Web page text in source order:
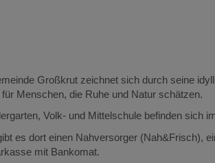
Großkrut zeichnet sich durch seine
für Menschen, die Ruhe und Natur schätzen.
Volk- und Mittelschule befinden sich
es dort einen Nahversorger (Nah&Frisch),
mit Bankomat.